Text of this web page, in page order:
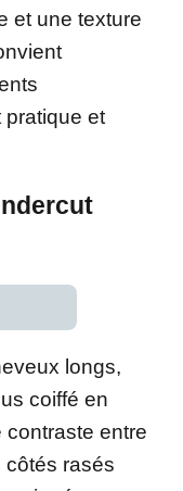
et une texture
pratique et
longs,
coiffé en
contraste entre
côtés rasés